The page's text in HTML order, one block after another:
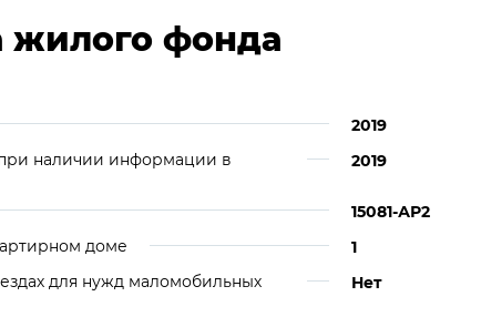
жилого фонда
2019
наличии информации в
2019
15081-АР2
доме
1
для нужд маломобильных
Нет